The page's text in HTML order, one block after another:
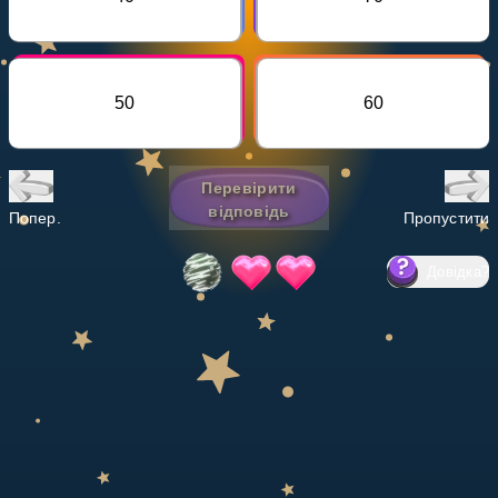
НАВЧАЛЬНИЙ ПЛАН
50 60
Попер.
Перевірити
відповідь
Пропустити
?